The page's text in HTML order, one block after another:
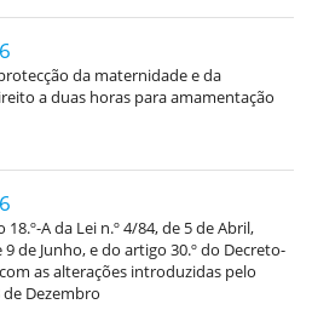
da maternidade e da
a duas horas para amamentação
A da Lei n.º 4/84, de 5 de Abril,
de Junho, e do artigo 30.º do Decreto-
as alterações introduzidas pelo
de Dezembro